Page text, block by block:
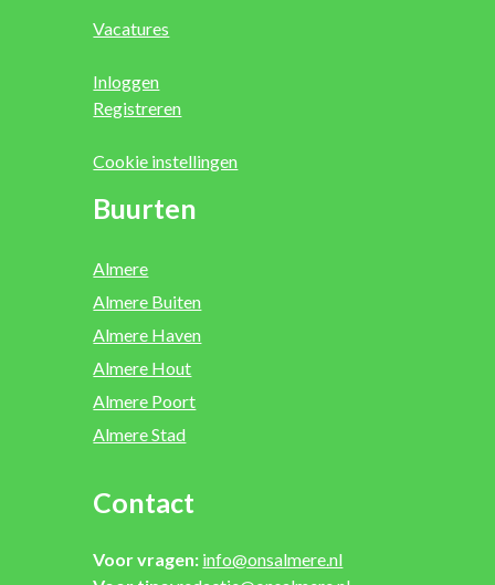
Vacatures
Inloggen
Registreren
Cookie instellingen
Buurten
Almere
Almere Buiten
Almere Haven
Almere Hout
Almere Poort
Almere Stad
Contact
Voor vragen: info@onsalmere.nl